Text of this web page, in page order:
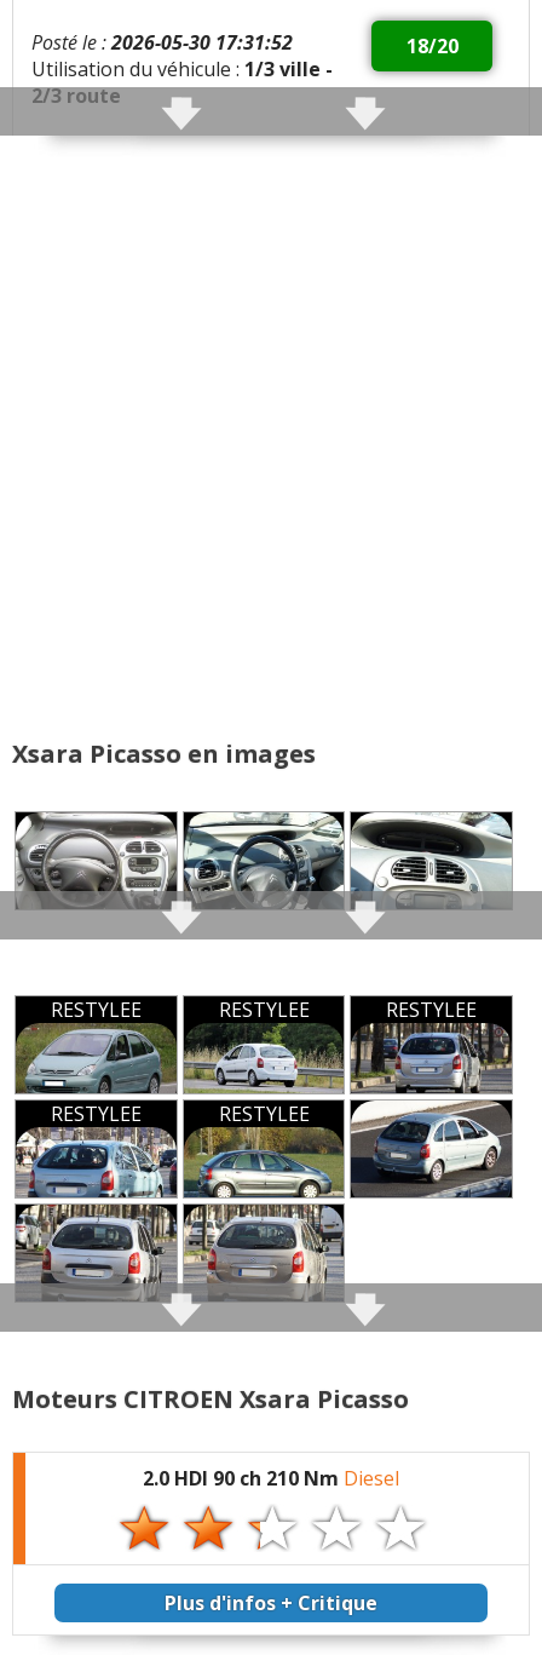
moteur se font un peu
trop entendre.
Tous les autres défauts
CITROEN Xsara Picasso
signalés
18/20
Posté le :2026-05-30 17:31:52
Utilisation du véhicule : 1/3 ville -
2/3 route
Xsara Picasso en images
RESTYLEE RESTYLEE RESTYLEE
RESTYLEE RESTYLEE
Moteurs CITROEN Xsara Picasso
2.0 HDI 90 ch 210 Nm Diesel
Plus d'infos + Critique